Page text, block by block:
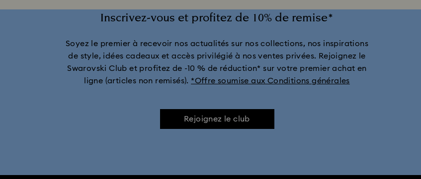
Inscrivez-vous et profitez de 10% de remise*
Soyez le premier à recevoir nos actualités sur nos collections, nos inspirations
de style, idées cadeaux et accès privilégié à nos ventes privées. Rejoignez le
Swarovski Club et profitez de -10 % de réduction* sur votre premier achat en
ligne (articles non remisés). *Offre soumise aux Conditions générales
Rejoignez le club